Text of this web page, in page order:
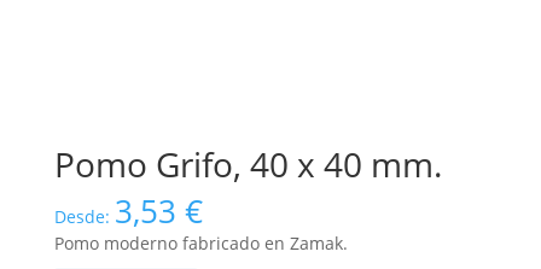
Pomo Grifo, 40 x 40 mm.
Desde: 3,53 €
Pomo moderno fabricado en Zamak.